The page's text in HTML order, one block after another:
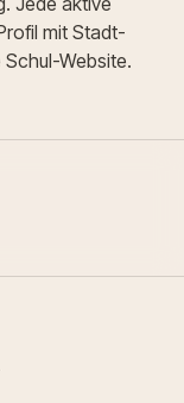
mit Stadt-
Website.